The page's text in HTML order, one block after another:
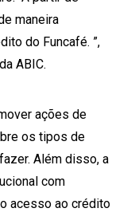
maneira
do Funcafé. ”,
ABIC.
ações de
os tipos de
Além disso, a
com
acesso ao crédito